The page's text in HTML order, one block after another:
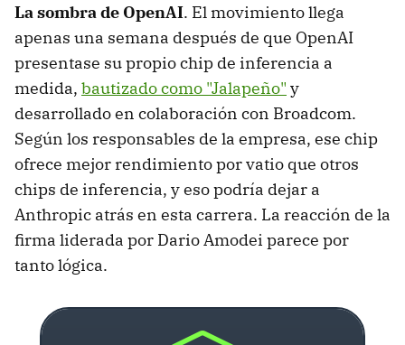
La sombra de OpenAI. El movimiento llega
apenas una semana después de que OpenAI
presentase su propio chip de inferencia a
medida, bautizado como "Jalapeño" y
desarrollado en colaboración con Broadcom.
Según los responsables de la empresa, ese chip
ofrece mejor rendimiento por vatio que otros
chips de inferencia, y eso podría dejar a
Anthropic atrás en esta carrera. La reacción de la
firma liderada por Dario Amodei parece por
tanto lógica.